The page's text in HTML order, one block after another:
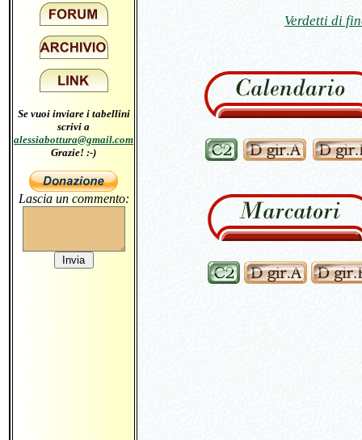
Se vuoi inviare i tabellini
scrivi a
alessiabottura@gmail.com
Grazie! :-)
Lascia un commento:
Verdetti di